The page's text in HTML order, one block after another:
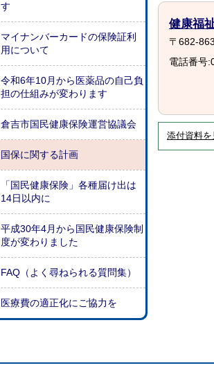
す
マイナンバーカードの保険証利
用について
令和6年10月から医薬品の自己負
担の仕組みが変わります
倉吉市国民健康保険運営協議会
国保に関する計画
「国民健康保険」各種届け出は
14日以内に
平成30年4月から国民健康保険制
度が変わりました
FAQ（よく尋ねられる質問集）
医療費の適正化にご協力を
健康福
〒682-
電話番号
添付資料を